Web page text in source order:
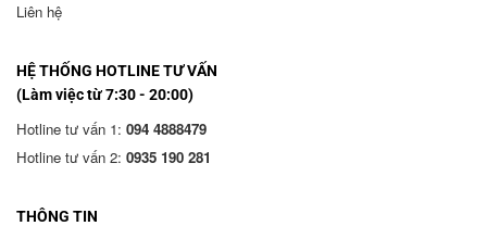
Liên hệ
HỆ THỐNG HOTLINE TƯ VẤN
(Làm việc từ 7:30 - 20:00)
Hotline tư vấn 1: 094 4888479
Hotline tư vấn 2: 0935 190 281
THÔNG TIN